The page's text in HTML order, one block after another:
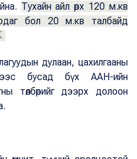
Тухайн айл өрх 120 м.кв
бол 20 м.кв талбайд
дулаан, цахилгааны
бусад бүх ААН-ийн
төлбөрийг дээрх долоон